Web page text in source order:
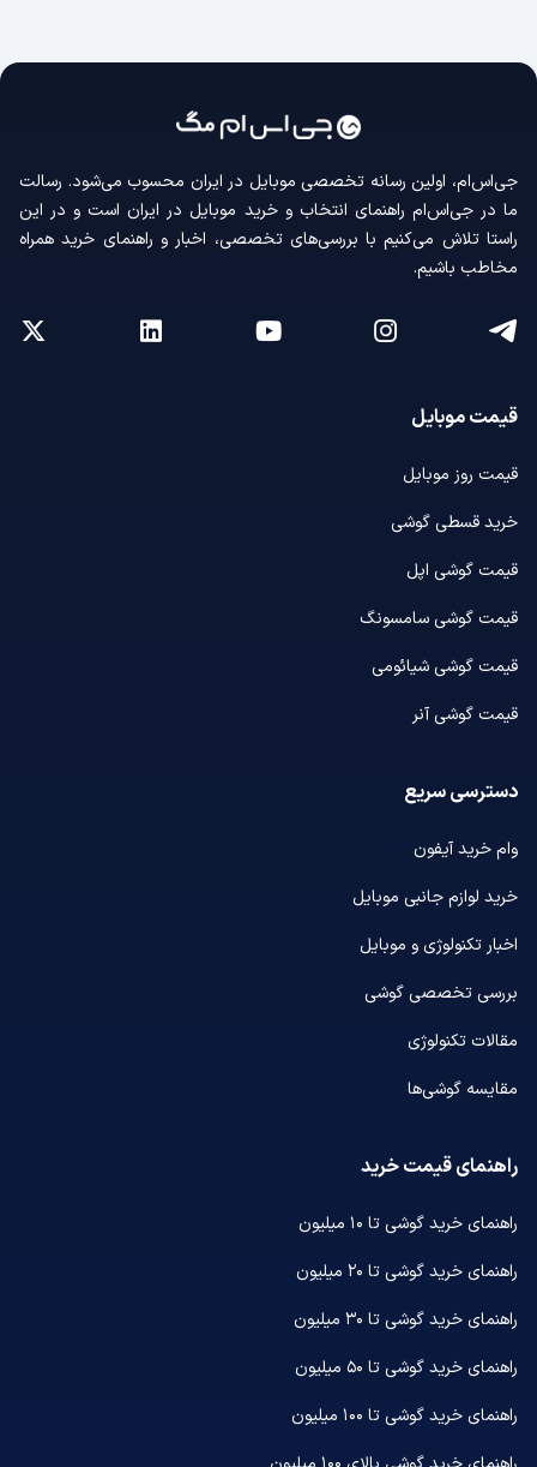
جی‌اس‌ام، اولین رسانه‌ تخصصی موبایل در ایران محسوب می‌شود. رسالت
ما در جی‌اس‌ام راهنمای انتخاب و خرید موبایل در ایران است و در این
راستا تلاش می‌کنیم با بررسی‌های تخصصی، اخبار و راهنمای خرید همراه
مخاطب باشیم.
قیمت موبایل
قیمت روز موبایل
خرید قسطی گوشی
قیمت گوشی اپل
قیمت گوشی سامسونگ
قیمت گوشی شیائومی
قیمت گوشی آنر
دسترسی سریع
وام خرید آیفون
خرید لوازم جانبی موبایل
اخبار تکنولوژی و موبایل
بررسی تخصصی گوشی
مقالات تکنولوژی
مقایسه گوشی‌ها
راهنمای قیمت خرید
راهنمای خرید گوشی تا ۱۰ میلیون
راهنمای خرید گوشی تا ۲۰ میلیون
راهنمای خرید گوشی تا ۳۰ میلیون
راهنمای خرید گوشی تا ۵۰ میلیون
راهنمای خرید گوشی تا ۱۰۰ میلیون